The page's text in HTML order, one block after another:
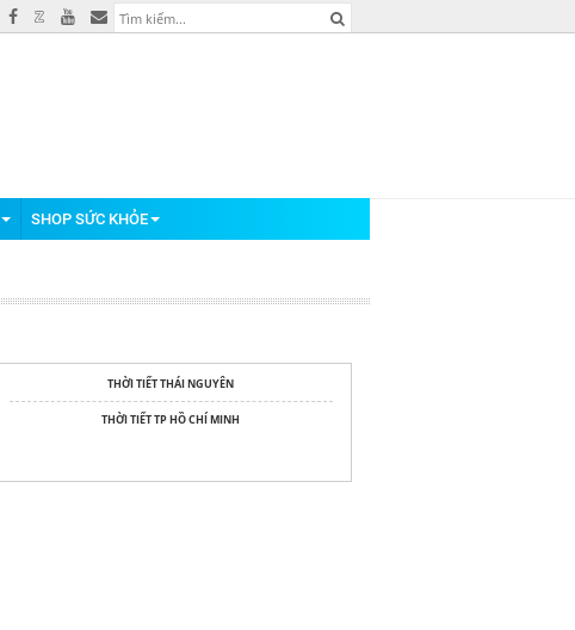
SHOP SỨC KHỎE
THỜI TIẾT THÁI NGUYÊN
THỜI TIẾT TP HỒ CHÍ MINH